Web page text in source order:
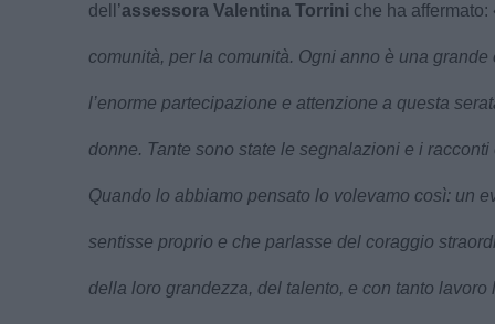
dell’assessora Valentina Torrini che ha affermato:
comunità, per la comunità. Ogni anno è una
l’enorme partecipazione e attenzione a questa
donne. Tante sono state le segnalazioni e i
Quando lo abbiamo pensato lo volevamo così: un
sentisse proprio e che parlasse del coraggio
della loro grandezza, del talento, e con tanto lavoro